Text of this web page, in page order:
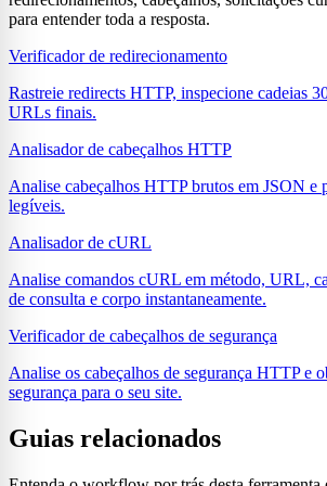
para entender toda a resposta.
Verificador de redirecionamento
Rastreie redirects HTTP, inspecione cadeias
URLs finais.
Analisador de cabeçalhos HTTP
Analise cabeçalhos HTTP brutos em JSON e
legíveis.
Analisador de cURL
Analise comandos cURL em método, URL,
de consulta e corpo instantaneamente.
Verificador de cabeçalhos de segurança
Analise os cabeçalhos de segurança HTTP e
segurança para o seu site.
Guias relacionados